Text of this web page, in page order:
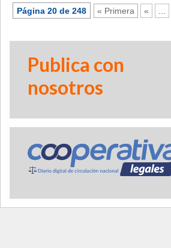
Página 20 de 248 « Primera «
Publica con
nosotros